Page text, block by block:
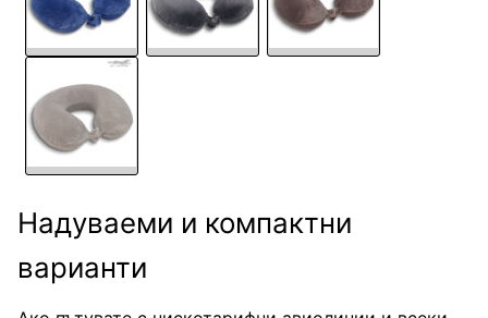
Надуваеми и компактни
варианти